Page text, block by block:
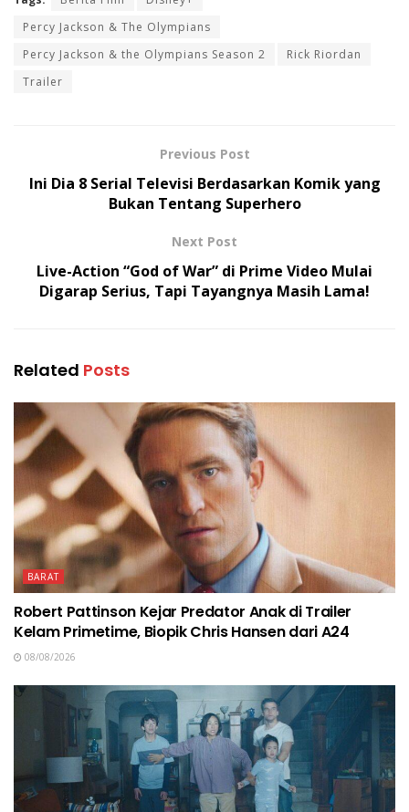
Percy Jackson & The Olympians
Percy Jackson & the Olympians Season 2
Rick Riordan
Trailer
Previous Post
Ini Dia 8 Serial Televisi Berdasarkan Komik yang
Bukan Tentang Superhero
Next Post
Live-Action “God of War” di Prime Video Mulai
Digarap Serius, Tapi Tayangnya Masih Lama!
Related Posts
BARAT
Robert Pattinson Kejar Predator Anak di Trailer
Kelam Primetime, Biopik Chris Hansen dari A24
08/08/2026